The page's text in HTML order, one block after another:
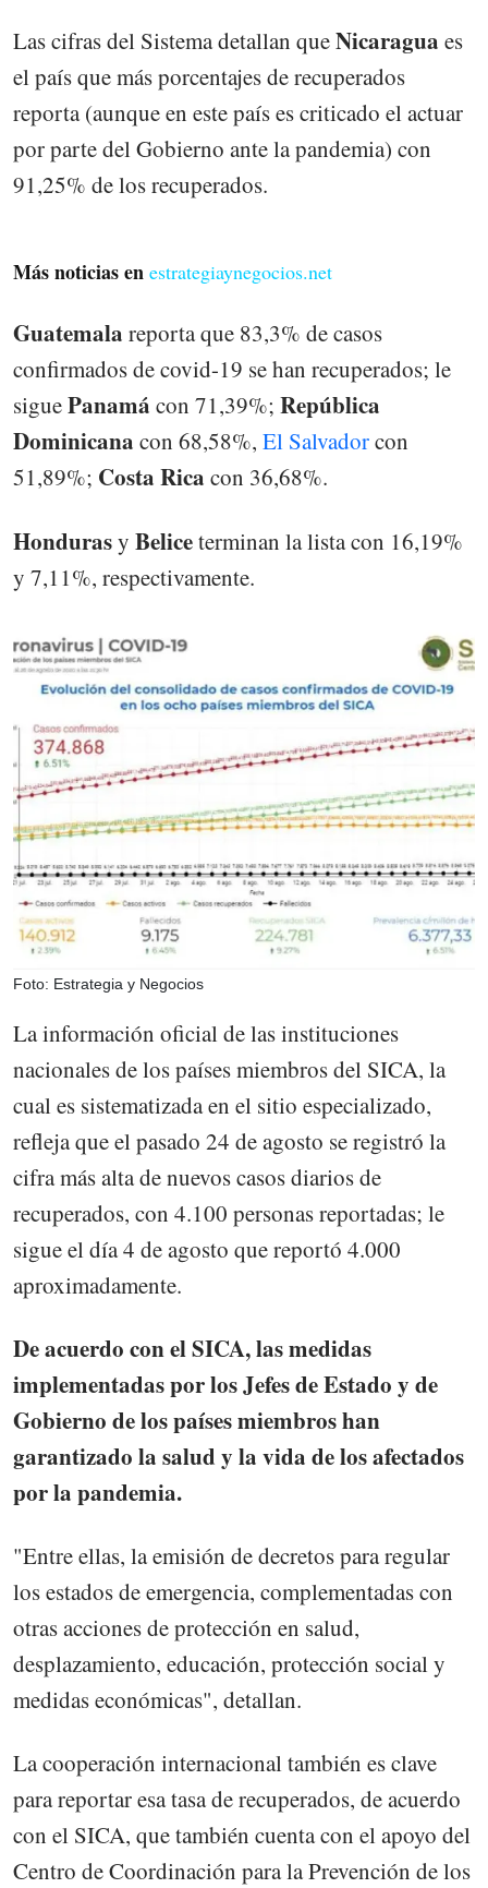
Las cifras del Sistema detallan queNicaragua es
el país que más porcentajes de recuperados
reporta (aunque en este país es criticado el actuar
por parte del Gobierno ante la pandemia) con
91,25% de los recuperados.
Más noticias en estrategiaynegocios.net
Guatemala reporta que 83,3% de casos
confirmados de covid-19 se han recuperados; le
siguePanamá con 71,39%; República
Dominicana con 68,58%, El Salvadorcon
51,89%; Costa Rica con 36,68%.
Hondurasy Beliceterminan la lista con 16,19%
y 7,11%, respectivamente.
Foto: Estrategia y Negocios
La información oficial de las instituciones
nacionales de los países miembros del SICA, la
cual es sistematizada en el sitio especializado,
refleja que el pasado 24 de agosto se registró la
cifra más alta de nuevos casos diarios de
recuperados, con 4.100 personas reportadas; le
sigue el día 4 de agosto que reportó 4.000
aproximadamente.
De acuerdo con el SICA, las medidas
implementadas por los Jefes de Estado y de
Gobierno de los países miembros han
garantizado la salud y la vida de los afectados
por la pandemia.
"Entre ellas, la emisión de decretos para regular
los estados de emergencia, complementadas con
otras acciones de protección en salud,
desplazamiento, educación, protección social y
medidas económicas", detallan.
La cooperación internacional también es clave
para reportar esa tasa de recuperados, de acuerdo
con el SICA, que también cuenta con el apoyo del
Centro de Coordinación para la Prevención de los